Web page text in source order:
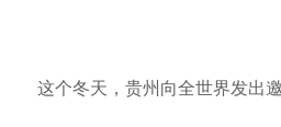
这个冬天，贵州向全世界发出